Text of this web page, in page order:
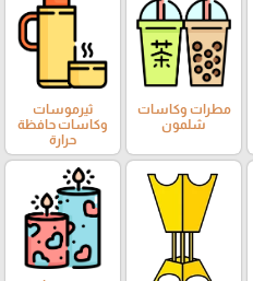
مطرات وكاسات
شلمون
ثيرموسات
وكاسات حافظة
حرارة